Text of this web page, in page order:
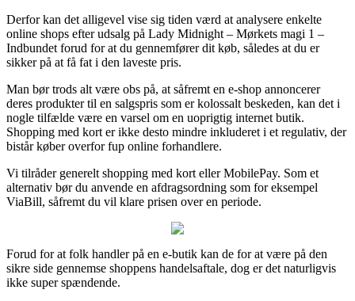
Derfor kan det alligevel vise sig tiden værd at analysere enkelte
online shops efter udsalg på Lady Midnight – Mørkets magi 1 –
Indbundet forud for at du gennemfører dit køb, således at du er
sikker på at få fat i den laveste pris.
Man bør trods alt være obs på, at såfremt en e-shop annoncerer
deres produkter til en salgspris som er kolossalt beskeden, kan det i
nogle tilfælde være en varsel om en uoprigtig internet butik.
Shopping med kort er ikke desto mindre inkluderet i et regulativ, der
bistår køber overfor fup online forhandlere.
Vi tilråder generelt shopping med kort eller MobilePay. Som et
alternativ bør du anvende en afdragsordning som for eksempel
ViaBill, såfremt du vil klare prisen over en periode.
Forud for at folk handler på en e-butik kan de for at være på den
sikre side gennemse shoppens handelsaftale, dog er det naturligvis
ikke super spændende.